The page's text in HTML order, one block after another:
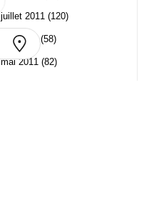
juillet 2011 (120)
juin 2011 (58)
mai 2011 (82)